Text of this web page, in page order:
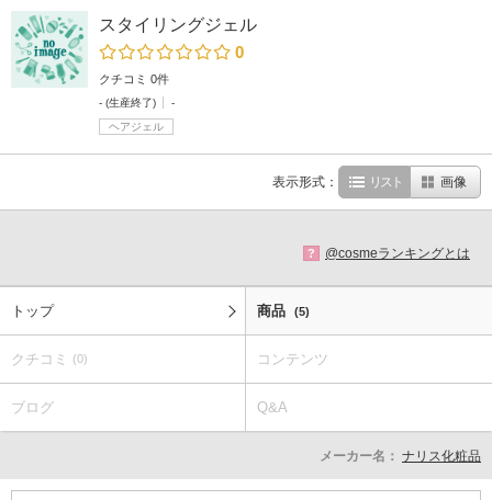
スタイリングジェル
0
クチコミ 0件
- (生産終了)
-
ヘアジェル
表示形式： リスト 画像
? @cosmeランキングとは
トップ 商品 (5)
クチコミ (0) コンテンツ
ブログ Q&A
メーカー名： ナリス化粧品